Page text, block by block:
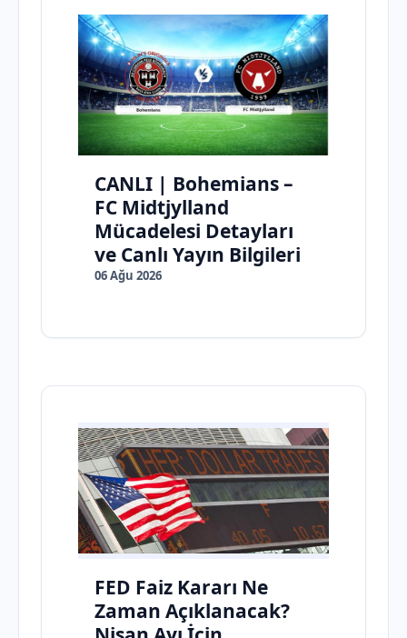
CANLI | Bohemians –
FC Midtjylland
Mücadelesi Detayları
ve Canlı Yayın Bilgileri
06 Ağu 2026
FED Faiz Kararı Ne
Zaman Açıklanacak?